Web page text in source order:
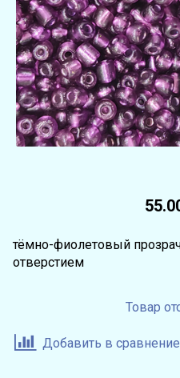
тёмно-фиолетовый
отверстием
Товар
Добавить в сравнение